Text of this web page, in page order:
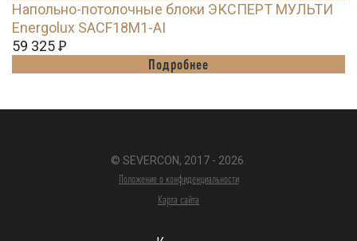
Напольно-потолочные блоки ЭКСПЕРТ МУЛЬТИ
Energolux SACF18M1-AI
59 325Ꝑ
Подробнее
© SEVERCON, 2017 - 2026.
Положение о конфиденциальности
Карта сайта